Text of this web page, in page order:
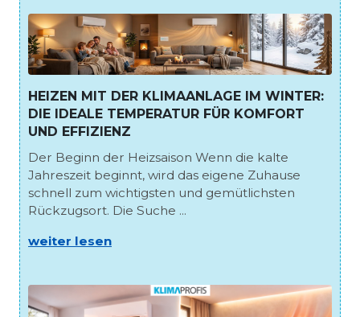
HEIZEN MIT DER KLIMAANLAGE IM WINTER:
DIE IDEALE TEMPERATUR FÜR KOMFORT
UND EFFIZIENZ
Der Beginn der Heizsaison Wenn die kalte
Jahreszeit beginnt, wird das eigene Zuhause
schnell zum wichtigsten und gemütlichsten
Rückzugsort. Die Suche ...
weiter lesen